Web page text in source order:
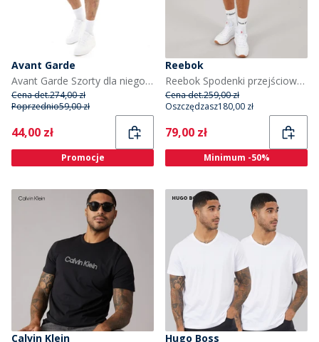
Avant Garde
Avant Garde Szorty dla niego kolor brązowo-niebieski
Cena det.274,00 zł
Poprzednio59,00 zł
Current
44,00 zł
Promocje
Reebok
Reebok Spodenki przejściowe do koszykówki Reebok 17,8 cm dla niego kolor Heat Wave
Cena det.259,00 zł
Oszczędzasz180,00 zł
Current
79,00 zł
Minimum -50%
Calvin Klein
Hugo Boss